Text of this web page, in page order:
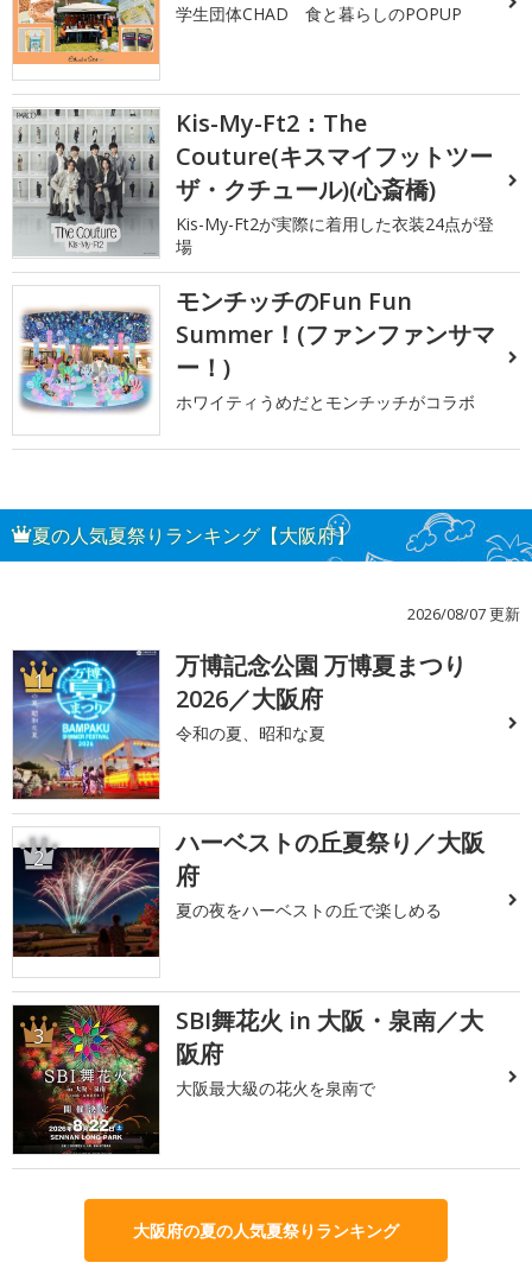
学生団体CHAD 食と暮らしのPOPUP
Kis-My-Ft2：The
Couture(キスマイフットツー
ザ・クチュール)(心斎橋)
Kis-My-Ft2が実際に着用した衣装24点が登
場
モンチッチのFun Fun
Summer！(ファンファンサマ
ー！)
ホワイティうめだとモンチッチがコラボ
夏の人気夏祭りランキング【大阪府】
2026/08/07 更新
1
万博記念公園 万博夏まつり
2026／大阪府
令和の夏、昭和な夏
2
ハーベストの丘夏祭り／大阪
府
夏の夜をハーベストの丘で楽しめる
3
SBI舞花火 in 大阪・泉南／大
阪府
大阪最大級の花火を泉南で
大阪府の夏の人気夏祭りランキング